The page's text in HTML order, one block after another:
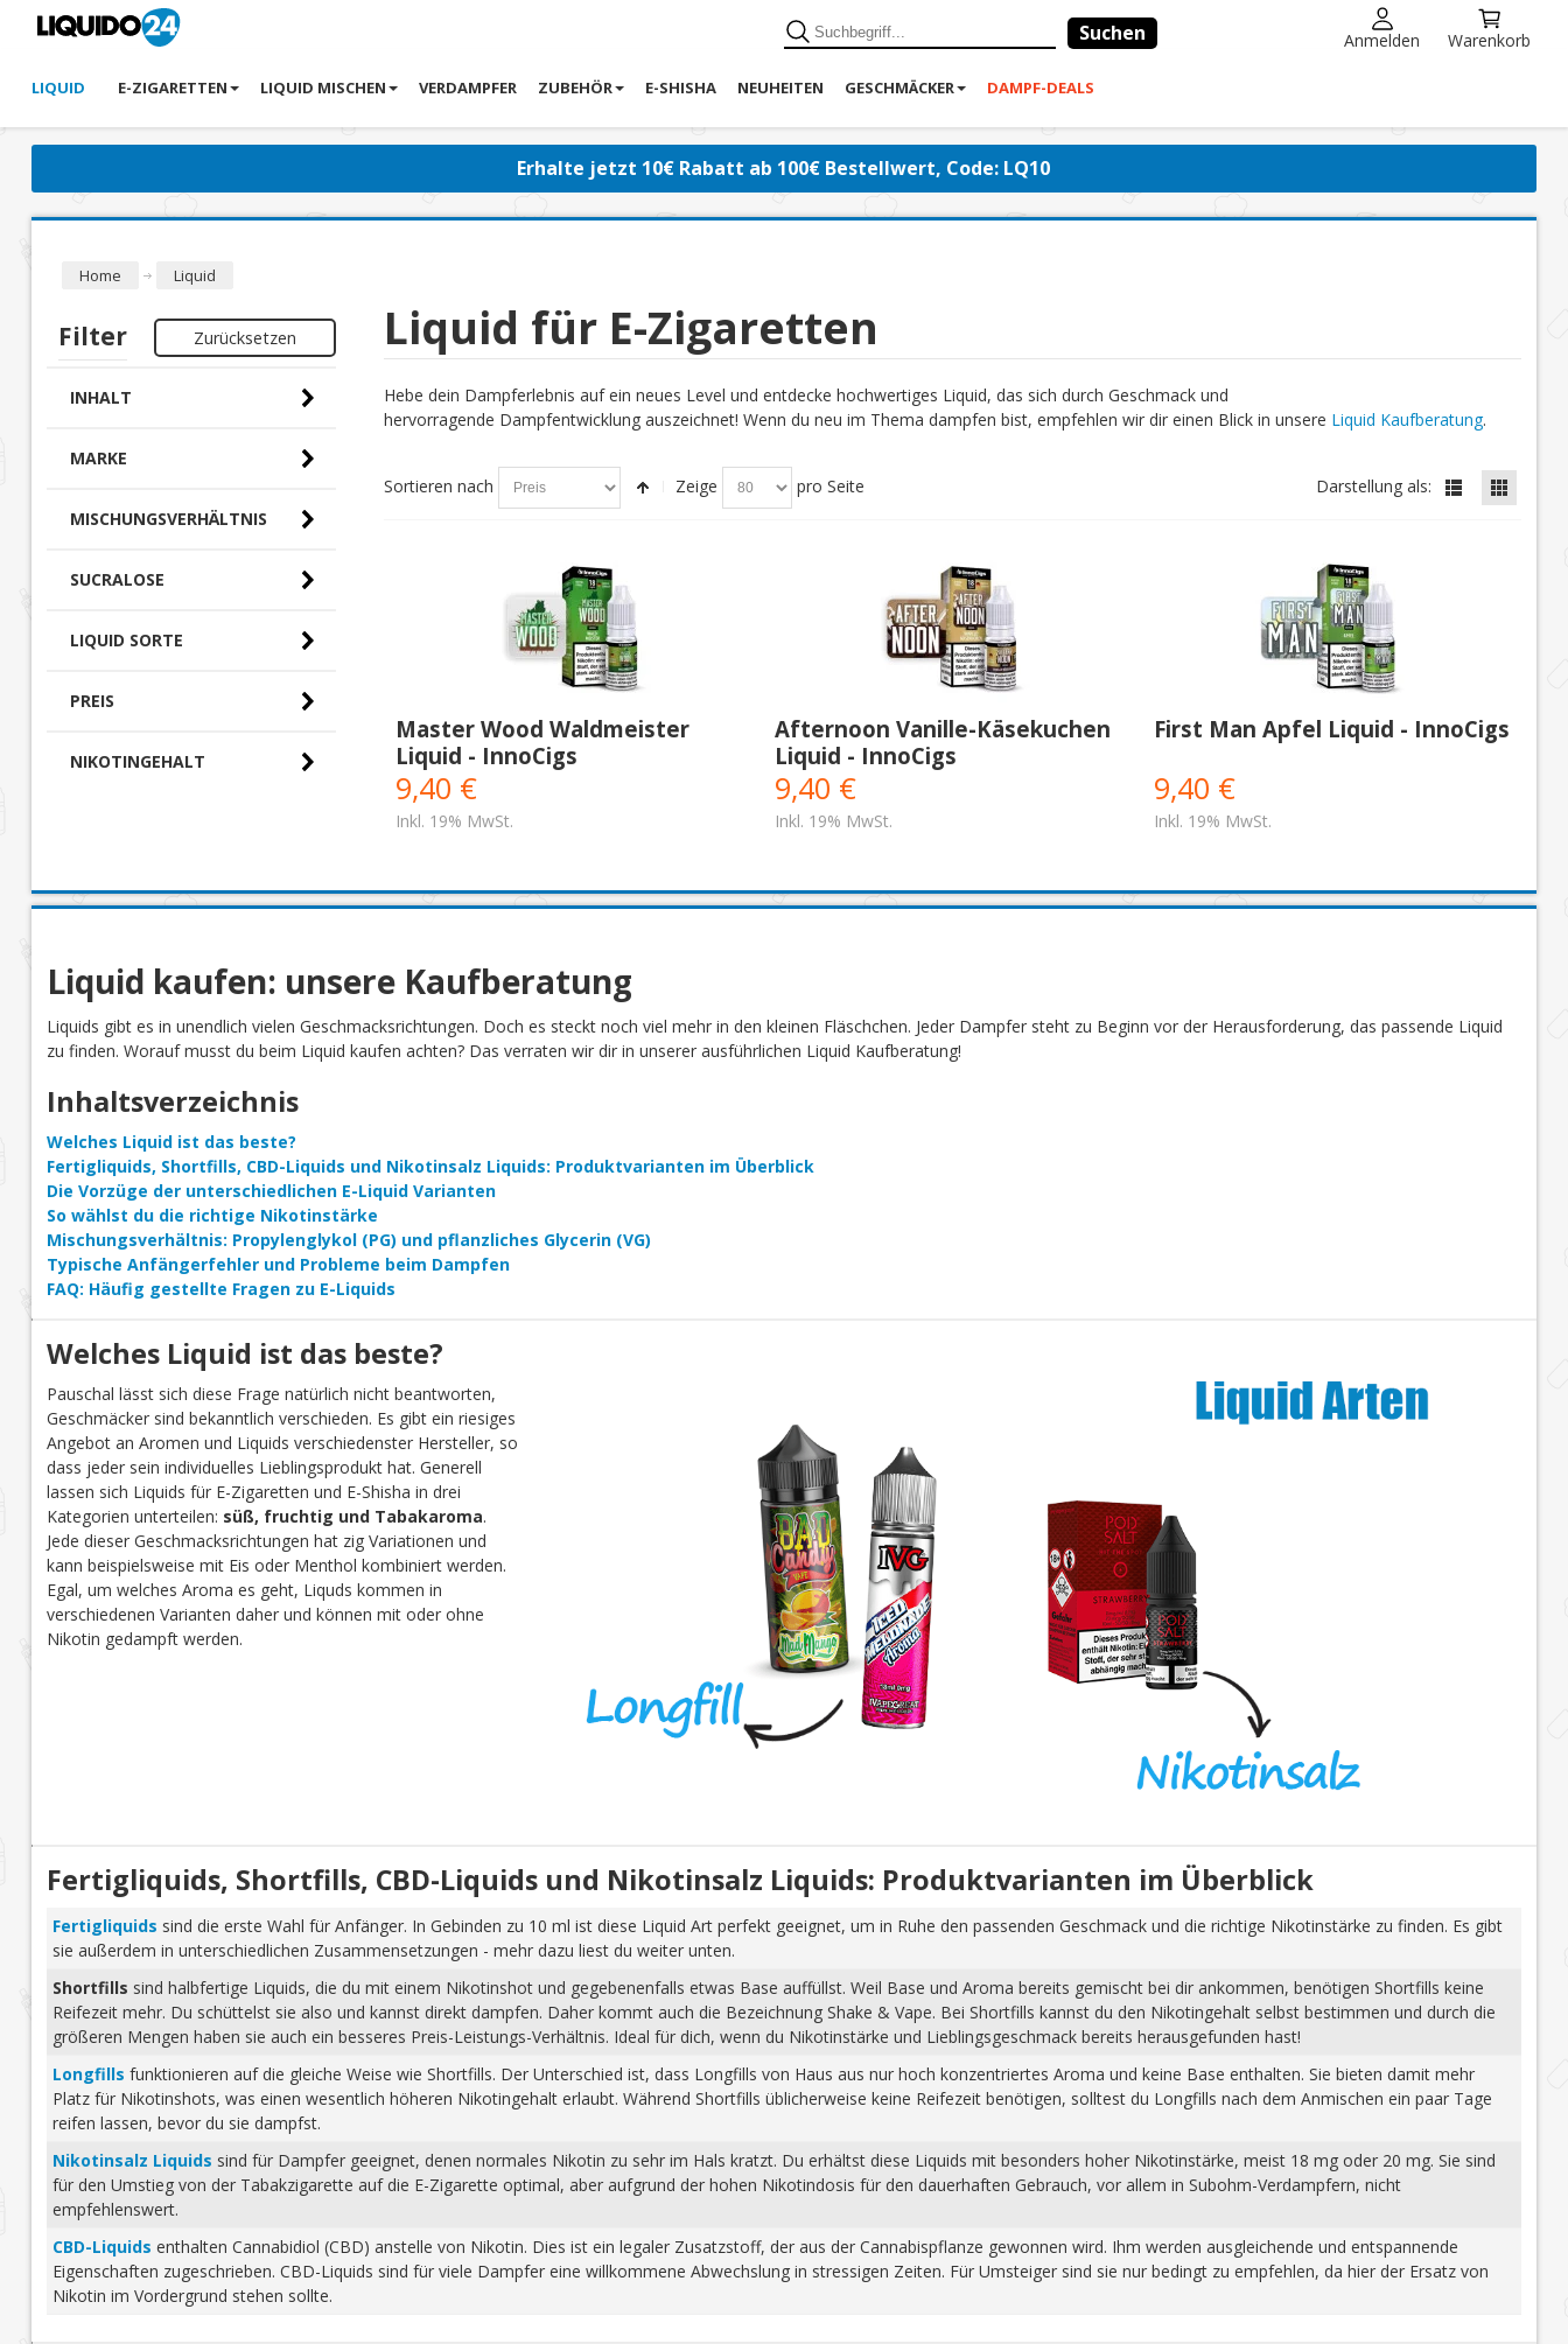
Suchen Anmelden Warenkorb
LIQUID E-ZIGARETTEN LIQUID MISCHEN VERDAMPFER ZUBEHÖR E-SHISHA NEUHEITEN GESCHMÄCKER DAMPF-DEALS
Erhalte jetzt 10€ Rabatt ab 100€ Bestellwert, Code: LQ10
Home Liquid
Liquid für E-Zigaretten
Hebe dein Dampferlebnis auf ein neues Level und entdecke hochwertiges Liquid, das sich durch Geschmack und
hervorragende Dampfentwicklung auszeichnet! Wenn du neu im Thema dampfen bist, empfehlen wir dir einen Blick in unsere Liquid Kaufberatung.
Sortieren nach Zeige pro Seite Darstellung als:
Master Wood Waldmeister
Liquid - InnoCigs
9,40 €
Inkl. 19% MwSt.
Afternoon Vanille-Käsekuchen
Liquid - InnoCigs
9,40 €
Inkl. 19% MwSt.
First Man Apfel Liquid - InnoCigs
9,40 €
Inkl. 19% MwSt.
Filter Zurücksetzen
INHALT
MARKE
MISCHUNGSVERHÄLTNIS
SUCRALOSE
LIQUID SORTE
PREIS
0,00 € - 10,00 €
NIKOTINGEHALT
Liquid kaufen: unsere Kaufberatung
Liquids gibt es in unendlich vielen Geschmacksrichtungen. Doch es steckt noch viel mehr in den kleinen Fläschchen. Jeder Dampfer steht zu Beginn vor der Herausforderung, das passende Liquid
zu finden. Worauf musst du beim Liquid kaufen achten? Das verraten wir dir in unserer ausführlichen Liquid Kaufberatung!
Inhaltsverzeichnis
Welches Liquid ist das beste?
Fertigliquids, Shortfills, CBD-Liquids und Nikotinsalz Liquids: Produktvarianten im Überblick
Die Vorzüge der unterschiedlichen E-Liquid Varianten
So wählst du die richtige Nikotinstärke
Mischungsverhältnis: Propylenglykol (PG) und pflanzliches Glycerin (VG)
Typische Anfängerfehler und Probleme beim Dampfen
FAQ: Häufig gestellte Fragen zu E-Liquids
Welches Liquid ist das beste?
Pauschal lässt sich diese Frage natürlich nicht beantworten,
Geschmäcker sind bekanntlich verschieden. Es gibt ein riesiges
Angebot an Aromen und Liquids verschiedenster Hersteller, so
dass jeder sein individuelles Lieblingsprodukt hat. Generell
lassen sich Liquids für E-Zigaretten und E-Shisha in drei
Kategorien unterteilen: süß, fruchtig und Tabakaroma.
Jede dieser Geschmacksrichtungen hat zig Variationen und
kann beispielsweise mit Eis oder Menthol kombiniert werden.
Egal, um welches Aroma es geht, Liquds kommen in
verschiedenen Varianten daher und können mit oder ohne
Nikotin gedampft werden.
Fertigliquids, Shortfills, CBD-Liquids und Nikotinsalz Liquids: Produktvarianten im Überblick
Fertigliquids sind die erste Wahl für Anfänger. In Gebinden zu 10 ml ist diese Liquid Art perfekt geeignet, um in Ruhe den passenden Geschmack und die richtige Nikotinstärke zu finden. Es gibt
sie außerdem in unterschiedlichen Zusammensetzungen - mehr dazu liest du weiter unten.
Shortfills sind halbfertige Liquids, die du mit einem Nikotinshot und gegebenenfalls etwas Base auffüllst. Weil Base und Aroma bereits gemischt bei dir ankommen, benötigen Shortfills keine
Reifezeit mehr. Du schüttelst sie also und kannst direkt dampfen. Daher kommt auch die Bezeichnung Shake & Vape. Bei Shortfills kannst du den Nikotingehalt selbst bestimmen und durch die
größeren Mengen haben sie auch ein besseres Preis-Leistungs-Verhältnis. Ideal für dich, wenn du Nikotinstärke und Lieblingsgeschmack bereits herausgefunden hast!
Longfills funktionieren auf die gleiche Weise wie Shortfills. Der Unterschied ist, dass Longfills von Haus aus nur hoch konzentriertes Aroma und keine Base enthalten. Sie bieten damit mehr
Platz für Nikotinshots, was einen wesentlich höheren Nikotingehalt erlaubt. Während Shortfills üblicherweise keine Reifezeit benötigen, solltest du Longfills nach dem Anmischen ein paar Tage
reifen lassen, bevor du sie dampfst.
Nikotinsalz Liquids sind für Dampfer geeignet, denen normales Nikotin zu sehr im Hals kratzt. Du erhältst diese Liquids mit besonders hoher Nikotinstärke, meist 18 mg oder 20 mg. Sie sind
für den Umstieg von der Tabakzigarette auf die E-Zigarette optimal, aber aufgrund der hohen Nikotindosis für den dauerhaften Gebrauch, vor allem in Subohm-Verdampfern, nicht
empfehlenswert.
CBD-Liquids enthalten Cannabidiol (CBD) anstelle von Nikotin. Dies ist ein legaler Zusatzstoff, der aus der Cannabispflanze gewonnen wird. Ihm werden ausgleichende und entspannende
Eigenschaften zugeschrieben. CBD-Liquids sind für viele Dampfer eine willkommene Abwechslung in stressigen Zeiten. Für Umsteiger sind sie nur bedingt zu empfehlen, da hier der Ersatz von
Nikotin im Vordergrund stehen sollte.